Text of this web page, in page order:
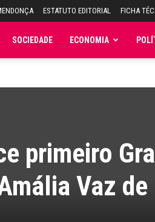
ESTATUTO EDITORIAL FICHA
SOCIEDADE ECONOMIA
primeiro
Vaz